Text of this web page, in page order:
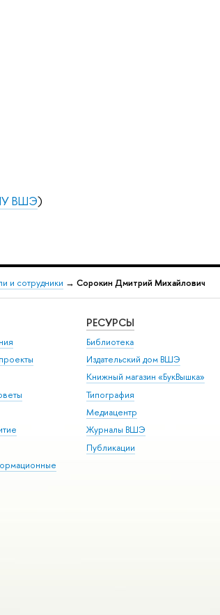
ВШЭ)
и сотрудники → Сорокин Дмитрий Михайлович
РЕСУРСЫ
Библиотека
Издательский дом ВШЭ
Книжный магазин «БукВышка»
Типография
Медиацентр
Журналы ВШЭ
Публикации